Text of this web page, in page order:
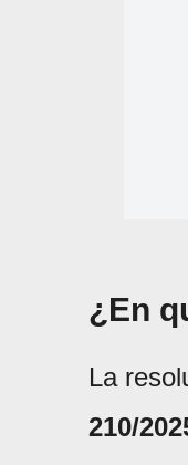
¿En
La
210/